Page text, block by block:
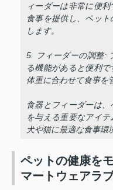
ィーダーは非常に便
食事を提供し、ペッ
します。
5. フィーダーの調整:
る機能があると便利
体重に合わせて食事を
食器とフィーダーは
を与える重要なアイ
犬や猫に最適な食事環
ペットの健康を
マートウェアラ